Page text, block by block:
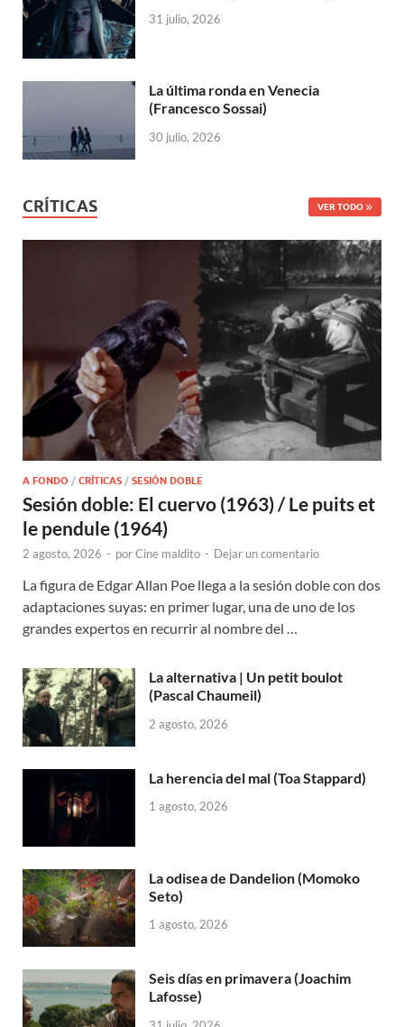
31 julio, 2026
La última ronda en Venecia
(Francesco Sossai)
30 julio, 2026
CRÍTICAS VER TODO
A FONDO / CRÍTICAS / SESIÓN DOBLE
Sesión doble: El cuervo (1963) / Le puits et
le pendule (1964)
2 agosto, 2026 - porCine maldito - Dejar un comentario
La figura de Edgar Allan Poe llega a la sesión doble con dos
adaptaciones suyas: en primer lugar, una de uno de los
grandes expertos en recurrir al nombre del …
La alternativa | Un petit boulot
(Pascal Chaumeil)
2 agosto, 2026
La herencia del mal (Toa Stappard)
1 agosto, 2026
La odisea de Dandelion (Momoko
Seto)
1 agosto, 2026
Seis días en primavera (Joachim
Lafosse)